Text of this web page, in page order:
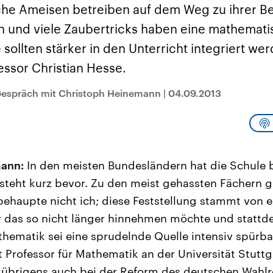
gehören die
Einfluss auf das
Der Überfall der
Terrororganisation
auf Israel hat in der
Gewalt entfacht. Israel
zerstören. Diese wird wie
die Hisbollah im Libanon
Der Iran – seit der
1979 auch
von einem
zu Israel und zu den
ist fest in der
Ameisen betreiben auf dem Weg zu ihrer
und viele Zaubertricks haben eine
sollten stärker in den Unterricht integriert
Christian Hesse.
mit Christoph Heinemann | 04.09.2013
In den meisten Bundesländern hat die Schule
kurz bevor. Zu den meist gehassten Fächern
nicht ich; diese Feststellung stammt von
das so nicht länger hinnehmen möchte und
sei eine sprudelnde Quelle intensiv
Professor für Mathematik an der Universität